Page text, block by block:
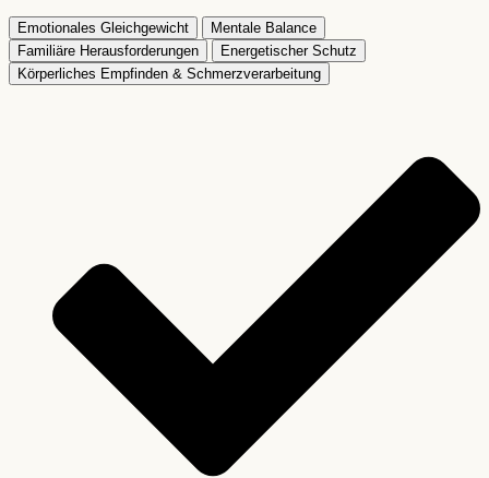
Emotionales Gleichgewicht
Mentale Balance
Familiäre Herausforderungen
Energetischer Schutz
Körperliches Empfinden & Schmerzverarbeitung